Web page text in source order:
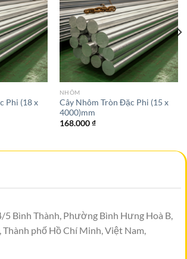
Phi (18 x
NHÔM
Cây Nhôm Tròn Đặc Phi (15 x
4000)mm
168.000₫
Bình Thành, Phường Bình Hưng Hoà B,
Thành phố Hồ Chí Minh, Việt Nam,